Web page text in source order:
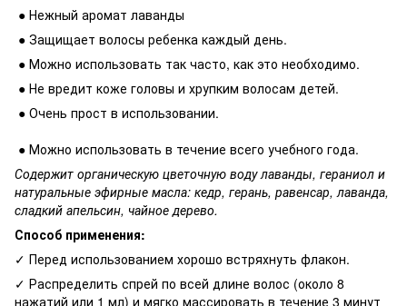
● Нежный аромат лаванды
● Защищает волосы ребенка каждый день.
● Можно использовать так часто, как это необходимо.
● Не вредит коже головы и хрупким волосам детей.
● Очень прост в использовании.
● Можно использовать в течение всего учебного года.
Содержит органическую цветочную воду лаванды, гераниол и
натуральные эфирные масла: кедр, герань, равенсар, лаванда,
сладкий апельсин, чайное дерево.
Способ применения:
✓ Перед использованием хорошо встряхнуть флакон.
✓ Распределить спрей по всей длине волос (около 8
нажатий или 1 мл) и мягко массировать в течение 3 минут